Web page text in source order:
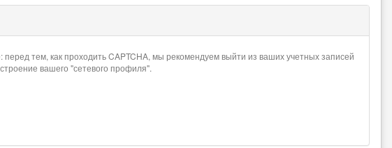
тем, как проходить CAPTCHA, мы рекомендуем выйти из ваших учетных записей
вашего "сетевого профиля".